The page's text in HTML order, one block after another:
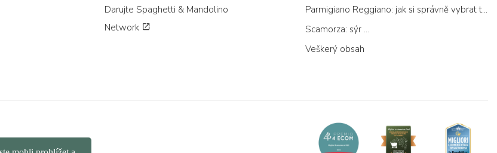
Darujte Spaghetti & Mandolino
Network
Parmigiano Reggiano: jak si správně vybrat ten pravý
Scamorza: sýr ...
Veškerý obsah